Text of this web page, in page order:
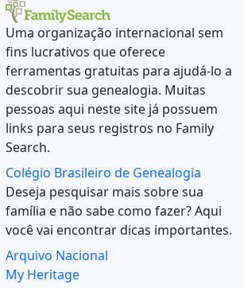
Uma organização internacional sem
fins lucrativos que oferece
ferramentas gratuitas para ajudá-lo a
descobrir sua genealogia. Muitas
pessoas aqui neste site já possuem
links para seus registros no Family
Search.
Colégio Brasileiro de Genealogia
Deseja pesquisar mais sobre sua
família e não sabe como fazer? Aqui
você vai encontrar dicas importantes.
Arquivo Nacional
My Heritage